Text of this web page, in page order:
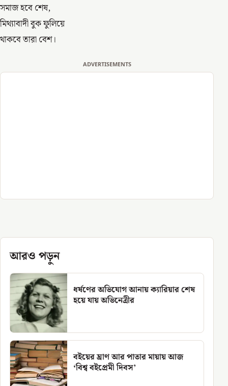
সমাজ হবে শেষ,
মিথ্যাবাদী বুক ফুলিয়ে
থাকবে তারা বেশ।
ADVERTISEMENTS
আরও পড়ুন
ধর্ষণের অভিযোগ আনায় ক্যারিয়ার শেষ
হয়ে যায় অভিনেত্রীর
বইয়ের ঘ্রাণ আর পাতার মায়ায় আজ
‘বিশ্ব বইপ্রেমী দিবস’